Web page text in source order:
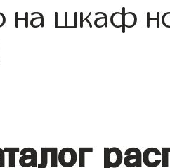
на шкаф